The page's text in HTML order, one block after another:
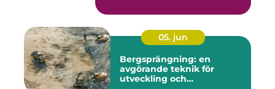
05. jun
Bergsprängning: en
avgörande teknik för
utveckling och